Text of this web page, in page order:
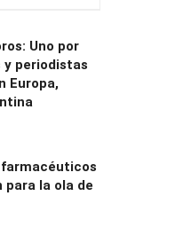
Uno por
y periodistas
Europa,
para la ola de